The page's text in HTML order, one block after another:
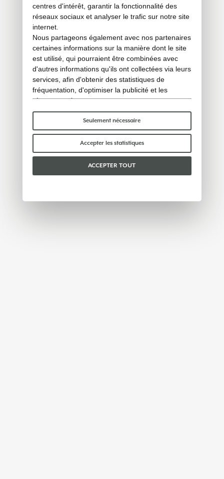
centres d'intérêt, garantir la fonctionnalité des
réseaux sociaux et analyser le trafic sur notre site
internet.
Nous partageons également avec nos partenaires
certaines informations sur la manière dont le site
est utilisé, qui pourraient être combinées avec
d'autres informations qu'ils ont collectées via leurs
services, afin d'obtenir des statistiques de
fréquentation, d'optimiser la publicité et les
réseaux sociaux.
Certains cookies « techniques » sont
indispensables au bon fonctionnement du site et
ne traitent ni ne partagent aucune donnée
personnelle avec des tiers. Pour en savoir plus,
vous pouvez consulter notrepolitique en matière
Veuillez choisir les cookies que vous acceptez :
Seulement nécessaire
Accepter les statistiques
ACCEPTER TOUT